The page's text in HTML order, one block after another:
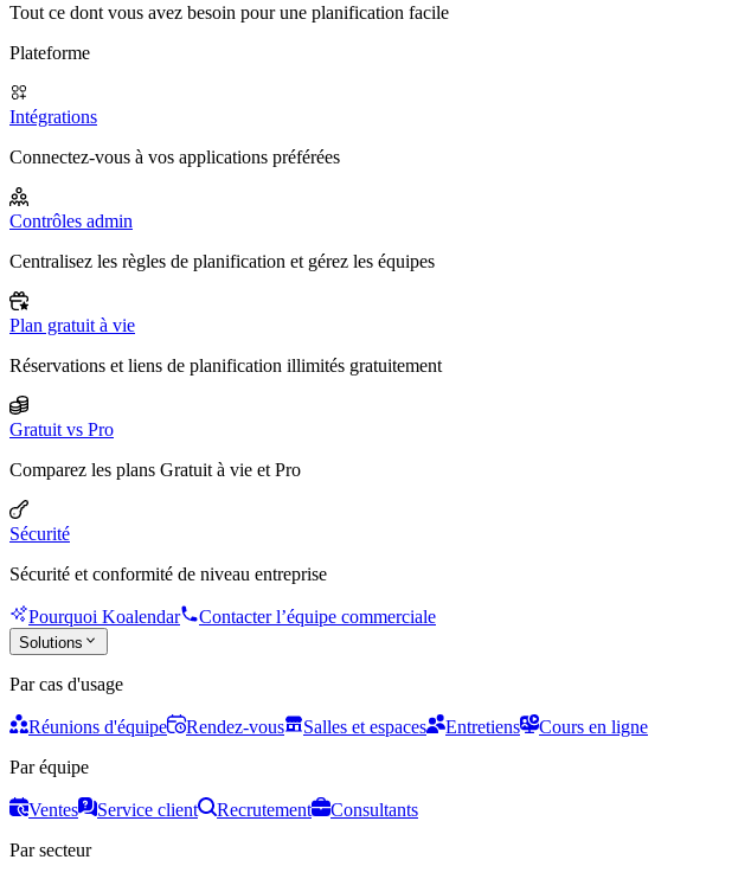
Tout ce dont vous avez besoin pour une planification facile
Plateforme
Intégrations
Connectez-vous à vos applications préférées
Contrôles admin
Centralisez les règles de planification et gérez les équipes
Plan gratuit à vie
Réservations et liens de planification illimités gratuitement
Gratuit vs Pro
Comparez les plans Gratuit à vie et Pro
Sécurité
Sécurité et conformité de niveau entreprise
Pourquoi Koalendar Contacter l’équipe commerciale
Solutions
Par cas d'usage
Réunions d'équipe Rendez-vous Salles et espaces Entretiens
Cours en ligne
Par équipe
Ventes Service client Recrutement
Consultants
Par secteur